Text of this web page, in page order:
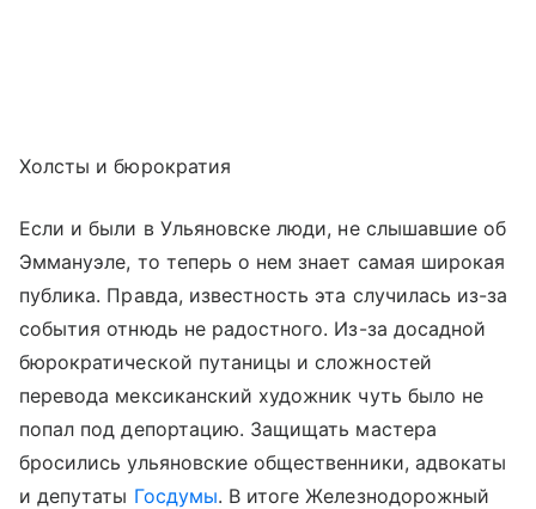
Холсты и бюрократия
Если и были в Ульяновске люди, не слышавшие об
Эммануэле, то теперь о нем знает самая широкая
публика. Правда, известность эта случилась из-за
события отнюдь не радостного. Из-за досадной
бюрократической путаницы и сложностей
перевода мексиканский художник чуть было не
попал под депортацию. Защищать мастера
бросились ульяновские общественники, адвокаты
и депутаты Госдумы. В итоге Железнодорожный